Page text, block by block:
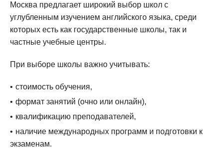
Москва предлагает широкий выбор школ с
углубленным изучением английского языка, среди
которых есть как государственные школы, так и
частные учебные центры.
При выборе школы важно учитывать:
стоимость обучения,
формат занятий (очно или онлайн),
квалификацию преподавателей,
наличие международных программ и подготовки к
экзаменам.